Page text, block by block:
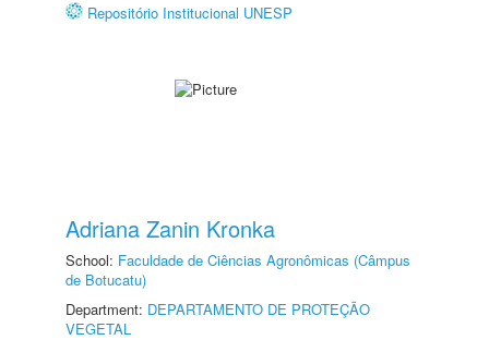
Repositório Institucional UNESP
Adriana Zanin Kronka
School: Faculdade de Ciências Agronômicas (Câmpus
de Botucatu)
Department: DEPARTAMENTO DE PROTEÇÃO
VEGETAL